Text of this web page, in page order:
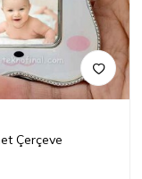
Çerçeve